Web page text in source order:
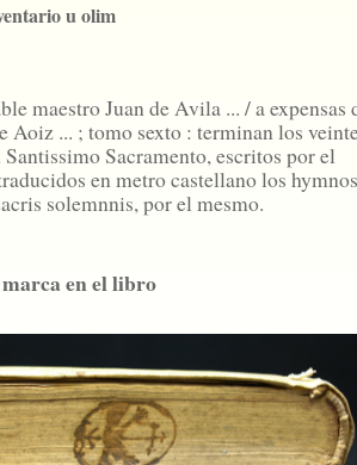
u olim
maestro Juan de Avila ... / a expensas
Aoiz ... ; tomo sexto : terminan los
Sacramento, escritos por el
en metro castellano los
solemnnis, por el mesmo.
en el libro